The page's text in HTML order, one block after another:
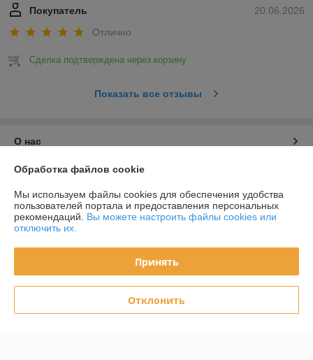
20.06.2026
Покупатель
Отлично
Сделка подтверждена через корзину
Показать все отзывы
О нас
Контакты
Доставка и оплата
Полная версия сайта
Политика обработки cookies
Обработка файлов cookie
Мы используем файлы cookies для обеспечения удобства
пользователей портала и предоставления персональных
рекомендаций. Вы можете настроить файлы cookies или
отключить их.
Принять
Отклонить